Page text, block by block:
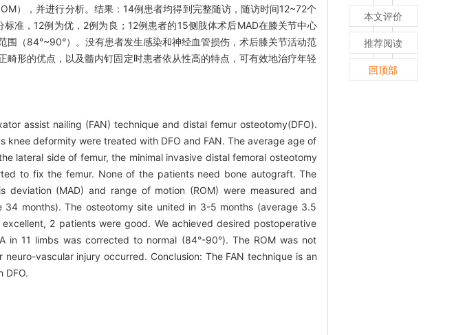
），并进行分析。结果：14例患者均得到完整随访，随访时间12~72个
准，12例为优，2例为良；12例患者的15侧肢体术后MAD在膝关节中心
（84°~90°）。没有患者发生感染和神经血管损伤，术后膝关节活动范
形的优点，以及髓内钉固定时患者依从性高的特点，可有效地治疗年轻
assist nailing (FAN) technique and distal femur osteotomy(DFO).
deformity were treated with DFO and FAN. The average age of
lateral side of femur, the minimal invasive distal femoral osteotomy
to fix the femur. None of the patients need bone autograft. The
deviation (MAD) and range of motion (ROM) were measured and
months). The osteotomy site united in 3-5 months (average 3.5
2 patients were good. We achieved desired postoperative
11 limbs was corrected to normal (84°-90°). The ROM was not
vascular injury occurred. Conclusion: The FAN technique is an
DFO.
本文评价
推荐阅读
回顶部